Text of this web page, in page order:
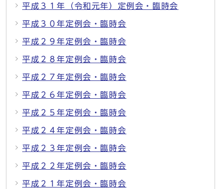
平成３１年（令和元年）定例会・臨時会
平成３０年定例会・臨時会
平成２９年定例会・臨時会
平成２８年定例会・臨時会
平成２７年定例会・臨時会
平成２６年定例会・臨時会
平成２５年定例会・臨時会
平成２４年定例会・臨時会
平成２３年定例会・臨時会
平成２２年定例会・臨時会
平成２１年定例会・臨時会